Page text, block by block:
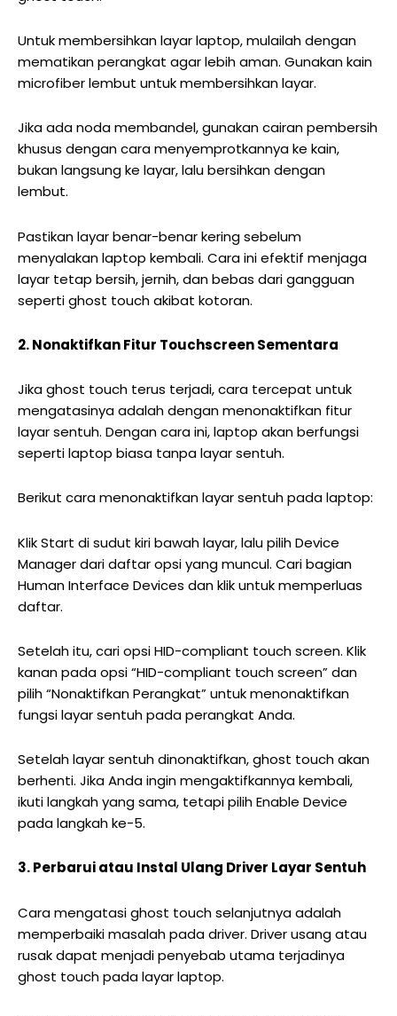
Untuk membersihkan layar laptop, mulailah dengan
mematikan perangkat agar lebih aman. Gunakan kain
microfiber lembut untuk membersihkan layar.
Jika ada noda membandel, gunakan cairan pembersih
khusus dengan cara menyemprotkannya ke kain,
bukan langsung ke layar, lalu bersihkan dengan
lembut.
Pastikan layar benar-benar kering sebelum
menyalakan laptop kembali. Cara ini efektif menjaga
layar tetap bersih, jernih, dan bebas dari gangguan
seperti ghost touch akibat kotoran.
2. Nonaktifkan Fitur Touchscreen Sementara
Jika ghost touch terus terjadi, cara tercepat untuk
mengatasinya adalah dengan menonaktifkan fitur
layar sentuh. Dengan cara ini, laptop akan berfungsi
seperti laptop biasa tanpa layar sentuh.
Berikut cara menonaktifkan layar sentuh pada laptop:
Klik Start di sudut kiri bawah layar, lalu pilih Device
Manager dari daftar opsi yang muncul. Cari bagian
Human Interface Devices dan klik untuk memperluas
daftar.
Setelah itu, cari opsi HID-compliant touch screen. Klik
kanan pada opsi “HID-compliant touch screen” dan
pilih “Nonaktifkan Perangkat” untuk menonaktifkan
fungsi layar sentuh pada perangkat Anda.
Setelah layar sentuh dinonaktifkan, ghost touch akan
berhenti. Jika Anda ingin mengaktifkannya kembali,
ikuti langkah yang sama, tetapi pilih Enable Device
pada langkah ke-5.
3. Perbarui atau Instal Ulang Driver Layar Sentuh
Cara mengatasi ghost touch selanjutnya adalah
memperbaiki masalah pada driver. Driver usang atau
rusakdapat menjadi penyebab utama terjadinya
ghost touch pada layar laptop.